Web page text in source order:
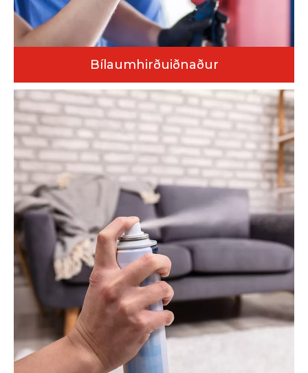
Háhraða áfyllingarlínur fyrir vörur þar á meðal bílavax,
dekkjahreinsiefni og innréttingarsprey. Búnaðurinn
inniheldur óvirka gasfyllingartækni til að lengja geymsluþol
vörunnar og eykur samkeppnishæfni vörumerkisins á
markaðnum.
Bílaumhirðuiðnaður